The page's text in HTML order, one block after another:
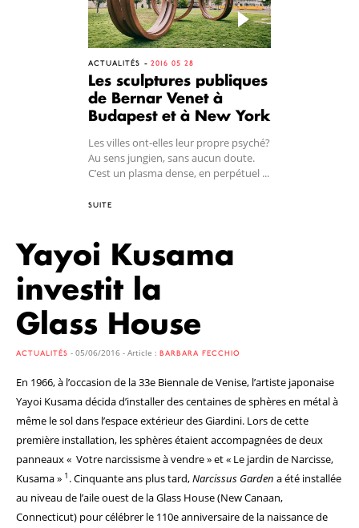
ACTUALITÉS 2016 05 28
Les sculptures publiques
de Bernar Venet à
Budapest et à New York
Les villes ont-elles leur propre psyché?
Au sens jungien, sans aucun doute.
C’est un plasma dense, en perpétuel ...
SUITE
Yayoi Kusama
investit la
Glass House
ACTUALITÉS - 05/06/2016 - Article : BARBARA FECCHIO
En 1966, à l’occasion de la 33e Biennale de Venise, l’artiste japonaise
Yayoi Kusama décida d’installer des centaines de sphères en métal à
même le sol dans l’espace extérieur des Giardini. Lors de cette
première installation, les sphères étaient accompagnées de deux
panneaux « Votre narcissisme à vendre » et « Le jardin de Narcisse,
Kusama » 1 .Cinquante ans plus tard,Narcissus Garden a été installée
au niveau de l’aile ouest de la Glass House (New Canaan,
Connecticut) pour célébrer le 110e anniversaire de la naissance de